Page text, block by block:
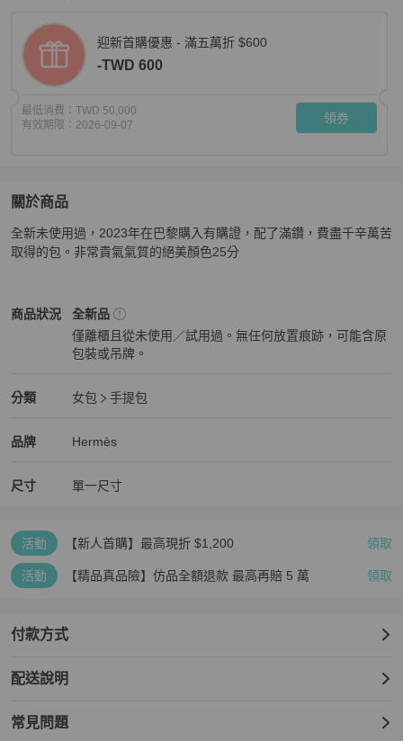
迎新首購優惠 - 滿五萬折 $600
-TWD 600
最低消費： TWD 50,000
有效期限： 2026-09-07 領券
關於商品
關於全新HERMES鱷魚皮60色號松柏綠銀扣25公分高貴顏色
全新未使用過，2023年在巴黎購入有購證，配了滿鑽，費盡千辛萬苦
取得的包。非常貴氣氣質的絕美顏色25分
商品狀況
Hermès女包商品狀態與細節
全新品
僅離櫃且從未使用／試用過。無任何放置痕跡，可能含原
包裝或吊牌。
分類
Hermès 女包分類資訊
女包
手提包
品牌
Hermès 精品女包品牌介紹
Hermès
Hermès 推薦清單
尺寸 單一尺寸
活動 【新人首購】最高現折 $1,200 領取
活動 【精品真品險】仿品全額退款 最高再賠 5 萬 領取
付款方式
配送說明
常見問題